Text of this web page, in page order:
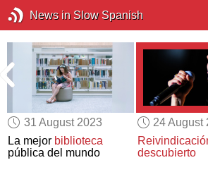
News in Slow Spanish
31 August 2023
La mejor biblioteca
pública del mundo
24 August
descubierto